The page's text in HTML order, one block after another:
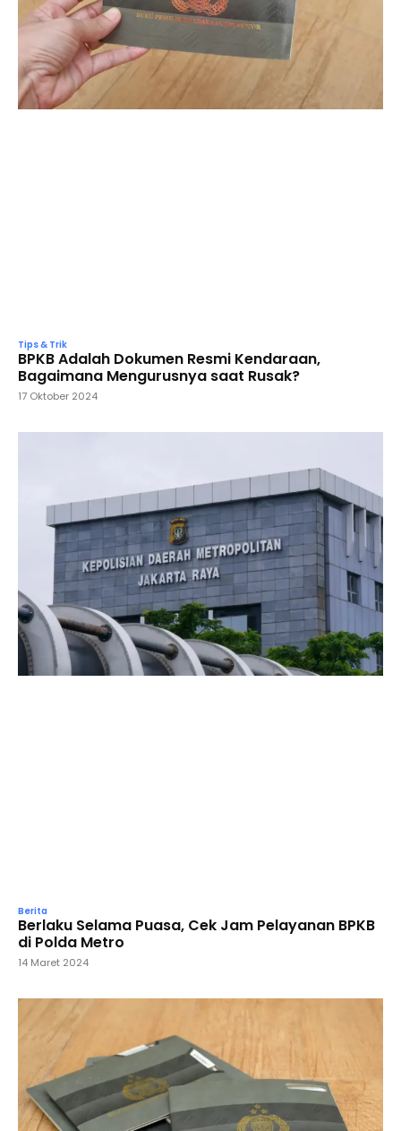
Tips & Trik
BPKB Adalah Dokumen Resmi Kendaraan,
Bagaimana Mengurusnya saat Rusak?
17 Oktober 2024
Berita
Berlaku Selama Puasa, Cek Jam Pelayanan BPKB
di Polda Metro
14 Maret 2024